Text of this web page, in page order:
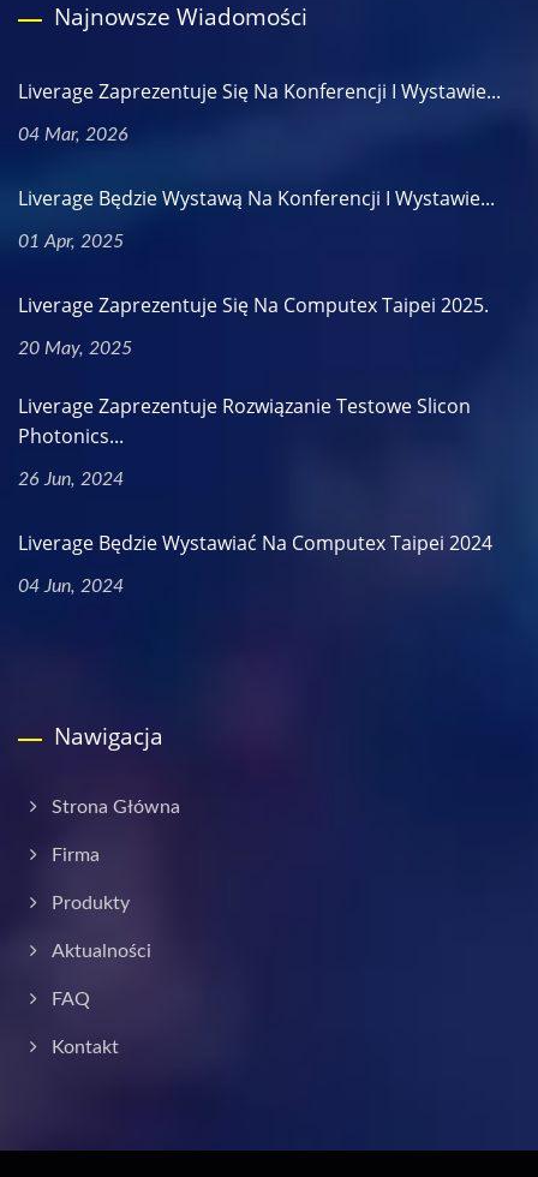
Najnowsze Wiadomości
Liverage Zaprezentuje Się Na Konferencji I Wystawie...
04 Mar, 2026
Liverage Będzie Wystawą Na Konferencji I Wystawie...
01 Apr, 2025
Liverage Zaprezentuje Się Na Computex Taipei 2025.
20 May, 2025
Liverage Zaprezentuje Rozwiązanie Testowe Slicon
Photonics...
26 Jun, 2024
Liverage Będzie Wystawiać Na Computex Taipei 2024
04 Jun, 2024
Nawigacja
Strona Główna
Firma
Produkty
Aktualności
FAQ
Kontakt